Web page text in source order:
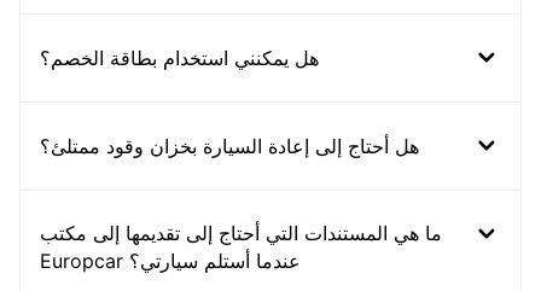
هل يمكنني استخدام بطاقة الخصم؟
هل أحتاج إلى إعادة السيارة بخزان وقود ممتلئ؟
ما هي المستندات التي أحتاج إلى تقديمها إلى مكتب
Europcar عندما أستلم سيارتي؟